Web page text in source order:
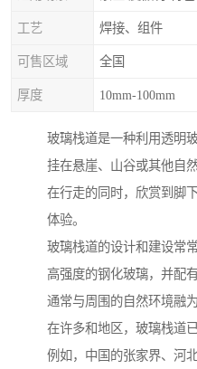
工艺 焊接、组件
可售区域 全国
厚度 10mm-100mm
玻璃栈道是一种利用透明
挂在悬崖、山谷或其他自
在行走的同时，欣赏到脚
体验。
玻璃栈道的设计和建设常
高强度的钢化玻璃，并配
通常与周围的自然环境融
在许多和地区，玻璃栈道
例如，中国的张家界、河